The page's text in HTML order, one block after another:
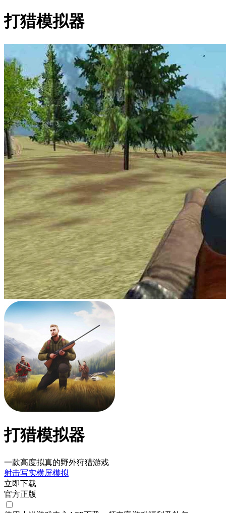
打猎模拟器
打猎模拟器
一款高度拟真的野外狩猎游戏
射击写实横屏模拟
立即下载
官方正版